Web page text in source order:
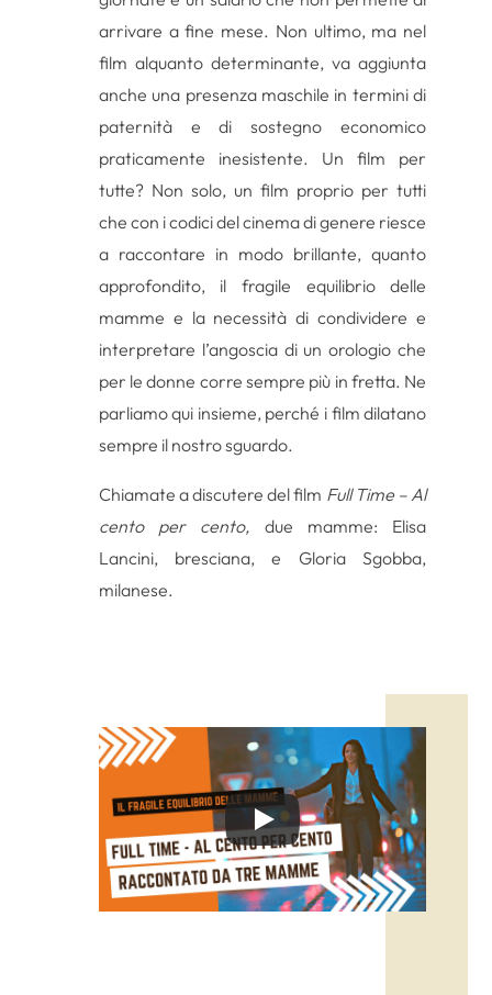
arrivare a fine mese. Non ultimo, ma nel
film alquanto determinante, va aggiunta
anche una presenza maschile in termini di
paternità e di sostegno economico
praticamente inesistente. Un film per
tutte? Non solo, un film proprio per tutti
che con i codici del cinema di genere riesce
a raccontare in modo brillante, quanto
approfondito, il fragile equilibrio delle
mamme e la necessità di condividere e
interpretare l’angoscia di un orologio che
per le donne corre sempre più in fretta. Ne
parliamo qui insieme, perché i film dilatano
sempre il nostro sguardo.
Chiamate a discutere del film Full Time – Al
cento per cento, due mamme: Elisa
Lancini, bresciana, e Gloria Sgobba,
milanese.